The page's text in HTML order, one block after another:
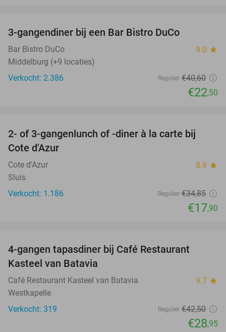
3-gangendiner bij een Bar Bistro DuCo
Bar Bistro DuCo 9.0 star
Middelburg (+9 locaties)
Verkocht: 2.386
Regulier €40,60
€22,50
49%
2- of 3-gangenlunch of -diner à la carte bij
Cote d'Azur
Cote d'Azur 8.9 star
Sluis
Verkocht: 1.186
Regulier €34,85
€17,90
4-gangen tapasdiner bij Café Restaurant
Kasteel van Batavia
Café Restaurant Kasteel van Batavia 9.7 star
Westkapelle
Verkocht: 319
Regulier €42,50
€28,95